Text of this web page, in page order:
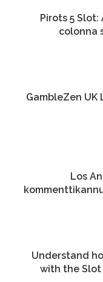
Pirots 5
colonna
GambleZen UK
Los
Understand
with the Slot